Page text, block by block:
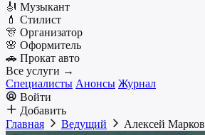
🎻 Музыкант
💄 Стилист
🎊 Организатор
🌸 Оформитель
🚗 Прокат авто
Все услуги →
Специалисты Анонсы Журнал
Войти
Добавить
Главная
Ведущий Алексей Марков